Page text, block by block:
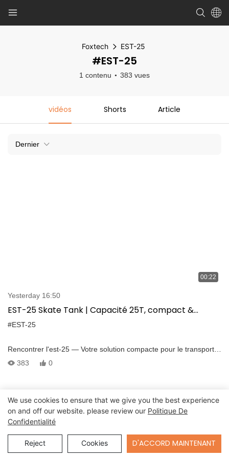
Foxtech EST-25
#EST-25
1 contenu 383 vues
vidéos Shorts Article
Dernier
00:22
Yesterday 16:50
EST-25 Skate Tank | Capacité 25T, compact &
puissant pour la manipulation lourde des machines
#EST-25
Rencontrer l'est-25 — Votre solution compacte pour le transport
de charges robustes. Conçu pour les tâches mobiles de machines
compacte pour les espaces serrés • Télécommande sans fil •
Double puissance du moteur 1000W
383 0
Send Inquiry
We use cookies to ensure that we give you the best experience
on and off our website. please review our Politique De
Confidentialité
Reject Cookies D'ACCORD MAINTENANT